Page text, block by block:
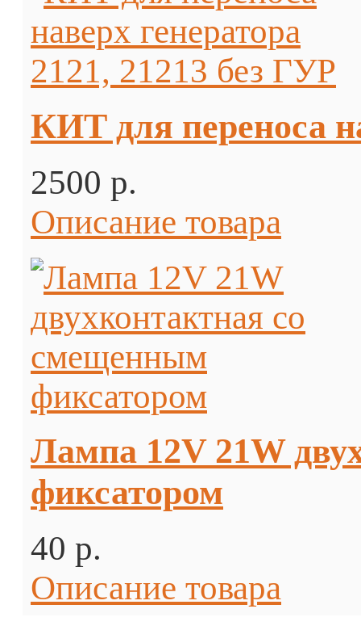
КИТ для переноса
2500 p.
Описание товара
Лампа 12V 21W
фиксатором
40 p.
Описание товара